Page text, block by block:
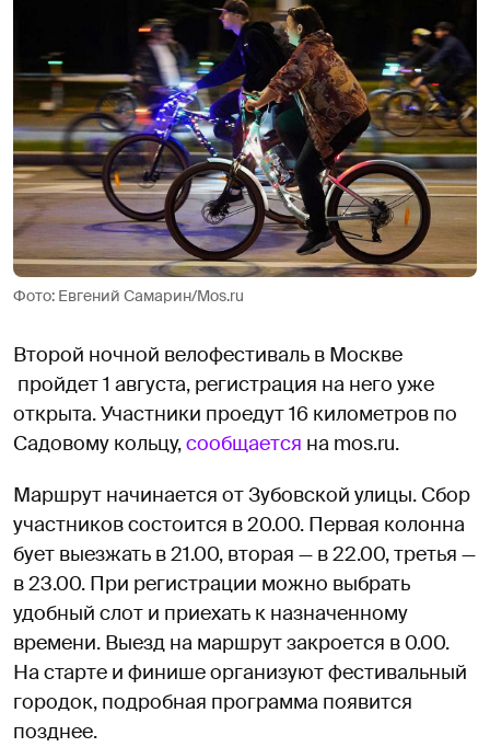
Фото: Евгений Самарин/Mos.ru
Второй ночной велофестиваль в Москве
пройдет 1 августа, регистрация на него уже
открыта. Участники проедут 16 километров по
Садовому кольцу,сообщается на mоs.ru.
Маршрут начинается от Зубовской улицы. Сбор
участников состоится в 20.00. Первая колонна
бует выезжать в 21.00, вторая — в 22.00, третья —
в 23.00. При регистрации можно выбрать
удобный слот и приехать к назначенному
времени. Выезд на маршрут закроется в 0.00.
На старте и финише организуют фестивальный
городок, подробная программа появится
позднее.